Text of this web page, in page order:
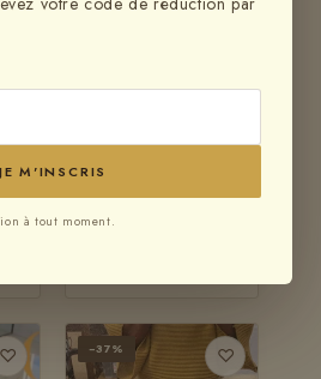
Module 17 - Tresses
africaines - Tresses
boho - Vanilles -
Gipsy braids
♡ ♡
−37%
JE M'INSCRIS
à tout moment.